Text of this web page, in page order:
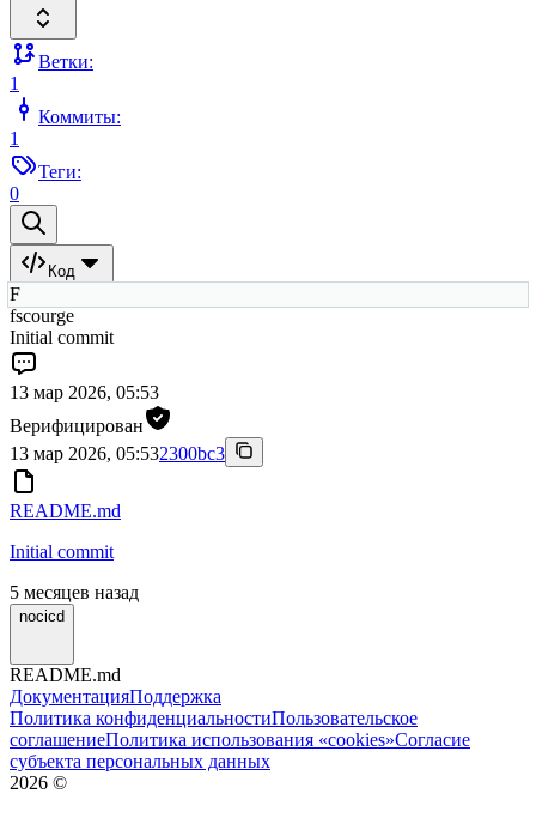
Ветки:
1
Коммиты:
1
Теги:
0
Код
F
fscourge
Initial commit
13 мар 2026, 05:53
Верифицирован
13 мар 2026, 05:532300bc3
README.md
Initial commit
5 месяцев назад
nocicd
README.md
ДокументацияПоддержка
Политика конфиденциальностиПользовательское
соглашениеПолитика использования «cookies»Согласие
субъекта персональных данных
2026 ©